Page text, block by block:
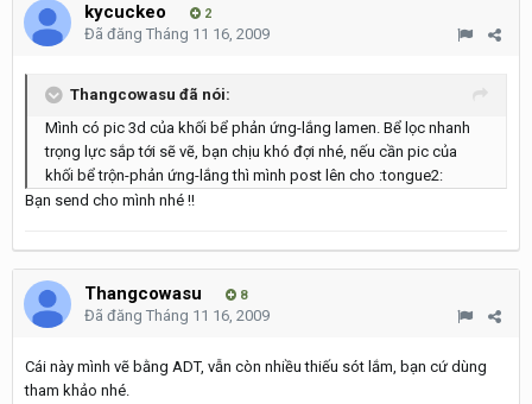
kycuckeo 2
Đã đăng Tháng 11 16, 2009
Thangcowasu đã nói:
Mình có pic 3d của khối bể phản ứng-lắng lamen. Bể lọc nhanh
trọng lực sắp tới sẽ vẽ, bạn chịu khó đợi nhé, nếu cần pic của
khối bể trộn-phản ứng-lắng thì mình post lên cho :tongue2:
Bạn send cho mình nhé !!
Thangcowasu 8
Đã đăng Tháng 11 16, 2009
Cái này mình vẽ bằng ADT, vẫn còn nhiều thiếu sót lắm, bạn cứ dùng
tham khảo nhé.